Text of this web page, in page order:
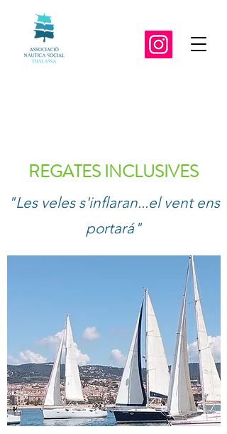
REGATES INCLUSIVES
"Les veles s'inflaran...el vent ens
portará"